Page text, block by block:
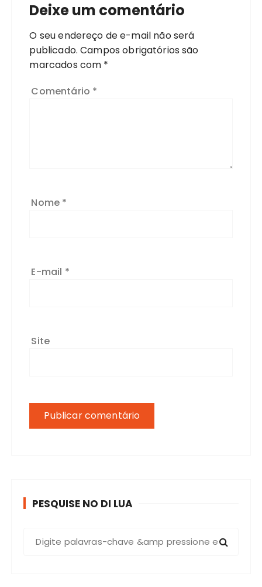
Deixe um comentário
O seu endereço de e-mail não será
publicado. Campos obrigatórios são
marcados com *
Comentário *
Nome *
E-mail *
Site
PESQUISE NO DI LUA